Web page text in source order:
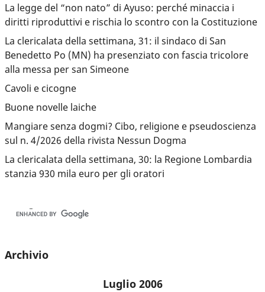
La legge del “non nato” di Ayuso: perché minaccia i
diritti riproduttivi e rischia lo scontro con la Costituzione
La clericalata della settimana, 31: il sindaco di San
Benedetto Po (MN) ha presenziato con fascia tricolore
alla messa per san Simeone
Cavoli e cicogne
Buone novelle laiche
Mangiare senza dogmi? Cibo, religione e pseudoscienza
sul n. 4/2026 della rivista Nessun Dogma
La clericalata della settimana, 30: la Regione Lombardia
stanzia 930 mila euro per gli oratori
Archivio
Luglio 2006